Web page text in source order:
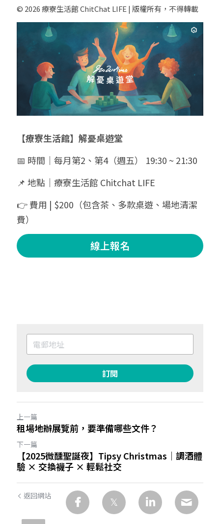
© 2026 療寮生活館 ChitChat LIFE | 版權所有，不得轉載
【療寮生活館】解憂桌遊堂
📅 時間｜每月第2、第4（週五） 19:30 ~ 21:30
📌 地點｜療寮生活館 Chitchat LIFE
👉 費用 | $200（包含茶、多款桌遊、場地清潔
費）
線上報名
訂閱
上一篇
租場地辦展覽前，要準備哪些文件？
下一篇
【2025微醺聖誕夜】Tipsy Christmas｜調酒體
驗 × 交換襪子 × 輕鬆社交
返回網站